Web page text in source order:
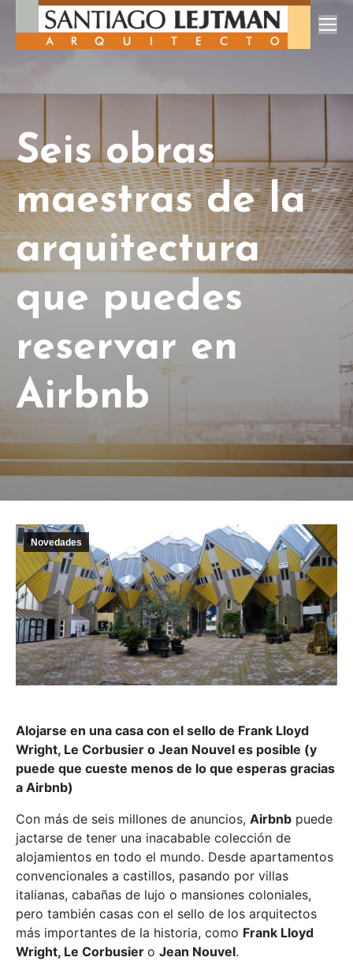
Seis obras
maestras de la
arquitectura
que puedes
reservar en
Airbnb
Novedades
Alojarse en una casa con el sello de Frank Lloyd
Wright, Le Corbusier o Jean Nouvel es posible (y
puede que cueste menos de lo que esperas gracias
a Airbnb)
Con más de seis millones de anuncios, Airbnb puede
jactarse de tener una inacabable colección de
alojamientos en todo el mundo. Desde apartamentos
convencionales a castillos, pasando por villas
italianas, cabañas de lujo o mansiones coloniales,
pero también casas con el sello de los arquitectos
más importantes de la historia, como Frank Lloyd
Wright, Le Corbusier o Jean Nouvel.